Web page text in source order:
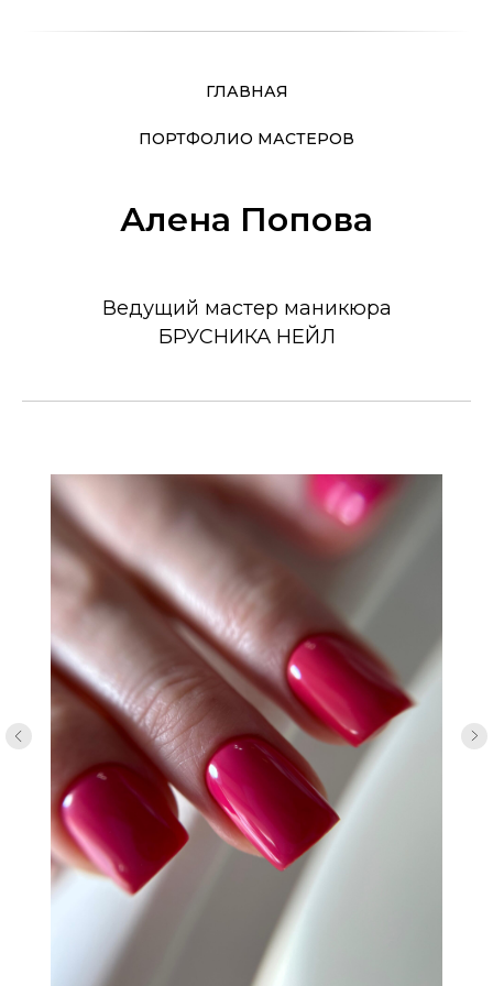
ГЛАВНАЯ
ПОРТФОЛИО МАСТЕРОВ
Алена Попова
Ведущий мастер маникюра
БРУСНИКА НЕЙЛ